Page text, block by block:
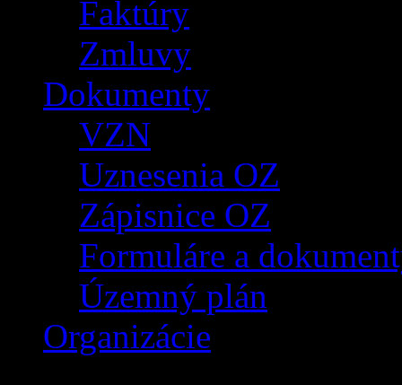
Faktúry
Zmluvy
Dokumenty
VZN
Uznesenia OZ
Zápisnice OZ
Formuláre a
Územný plán
Organizácie